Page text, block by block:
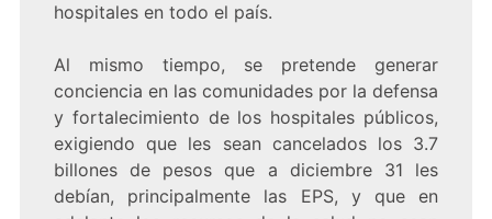
hospitales en todo el país.
Al mismo tiempo, se pretende generar
conciencia en las comunidades por la defensa
y fortalecimiento de los hospitales públicos,
exigiendo que les sean cancelados los 3.7
billones de pesos que a diciembre 31 les
debían, principalmente las EPS, y que en